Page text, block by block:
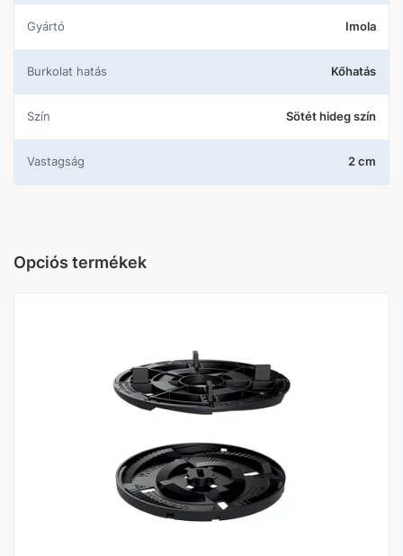
Gyártó Imola
Burkolat hatás Kőhatás
Szín Sötét hideg szín
Vastagság 2 cm
Opciós termékek